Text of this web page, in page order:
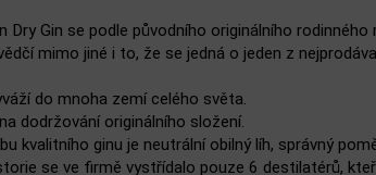
Dry Gin se podle původního originálního
mimo jiné i to, že se jedná o jeden z
do mnoha zemí celého světa.
dodržování originálního složení.
kvalitního ginu je neutrální obilný líh, správný
se ve firmě vystřídalo pouze 6 destilatérů,